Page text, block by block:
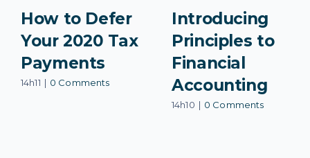
How to Defer
Your 2020 Tax
Payments
14h11 | 0 Comments
Introducing
Principles to
Financial
Accounting
14h10 | 0 Comments